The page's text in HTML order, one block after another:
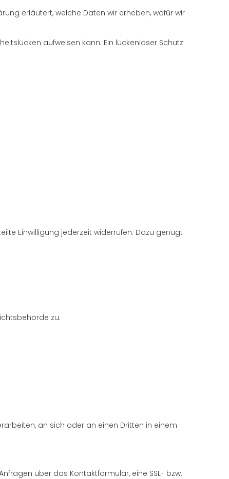
erläutert, welche Daten wir erheben, wofür wir
aufweisen kann. Ein lückenloser Schutz
Einwilligung jederzeit widerrufen. Dazu genügt
zu.
an sich oder an einen Dritten in einem
über das Kontaktformular, eine SSL- bzw.